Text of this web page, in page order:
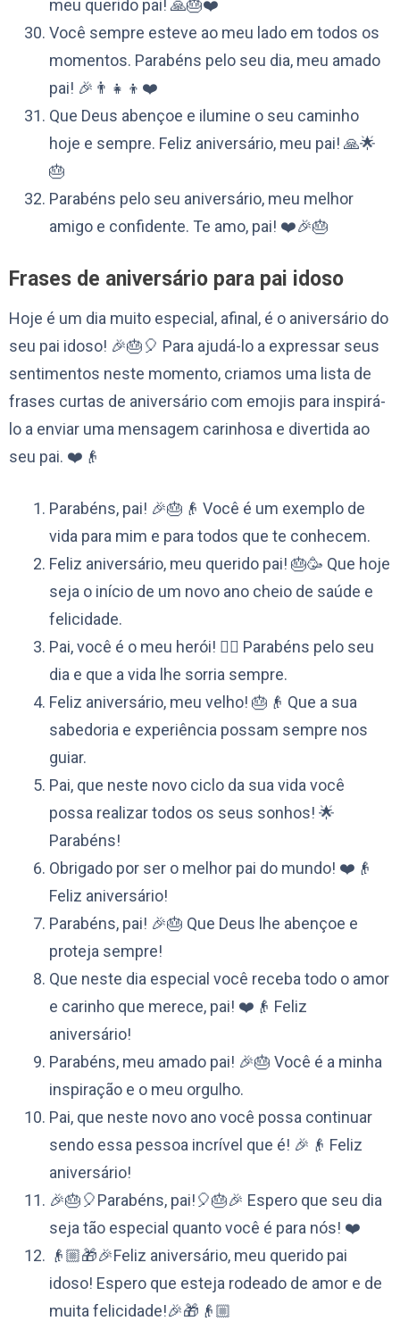
meu querido pai! 🙏🎂❤️
Você sempre esteve ao meu lado em todos os
momentos. Parabéns pelo seu dia, meu amado
pai! 🎉👨‍👧‍👦❤️
Que Deus abençoe e ilumine o seu caminho
hoje e sempre. Feliz aniversário, meu pai! 🙏🌟
🎂
Parabéns pelo seu aniversário, meu melhor
amigo e confidente. Te amo, pai! ❤️🎉🎂
Frases de aniversário para pai idoso
Hoje é um dia muito especial, afinal, é o aniversário do
seu pai idoso! 🎉🎂🎈 Para ajudá-lo a expressar seus
sentimentos neste momento, criamos uma lista de
frases curtas de aniversário com emojis para inspirá-
lo a enviar uma mensagem carinhosa e divertida ao
seu pai. ❤️👴
Parabéns, pai! 🎉🎂👴 Você é um exemplo de
vida para mim e para todos que te conhecem.
Feliz aniversário, meu querido pai! 🎂🥳 Que hoje
seja o início de um novo ano cheio de saúde e
felicidade.
Pai, você é o meu herói! 🦸‍♂️ Parabéns pelo seu
dia e que a vida lhe sorria sempre.
Feliz aniversário, meu velho! 🎂👴 Que a sua
sabedoria e experiência possam sempre nos
guiar.
Pai, que neste novo ciclo da sua vida você
possa realizar todos os seus sonhos! 🌟
Parabéns!
Obrigado por ser o melhor pai do mundo! ❤️👴
Feliz aniversário!
Parabéns, pai! 🎉🎂 Que Deus lhe abençoe e
proteja sempre!
Que neste dia especial você receba todo o amor
e carinho que merece, pai! ❤️👴 Feliz
aniversário!
Parabéns, meu amado pai! 🎉🎂 Você é a minha
inspiração e o meu orgulho.
Pai, que neste novo ano você possa continuar
sendo essa pessoa incrível que é! 🎉👴 Feliz
aniversário!
🎉🎂🎈Parabéns, pai!🎈🎂🎉 Espero que seu dia
seja tão especial quanto você é para nós! ❤️
👴🏼🎁🎉Feliz aniversário, meu querido pai
idoso! Espero que esteja rodeado de amor e de
muita felicidade!🎉🎁👴🏼